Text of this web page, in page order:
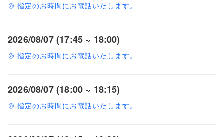
指定のお時間にお電話いたします。
2026/08/07 (17:45 ~ 18:00)
指定のお時間にお電話いたします。
2026/08/07 (18:00 ~ 18:15)
指定のお時間にお電話いたします。